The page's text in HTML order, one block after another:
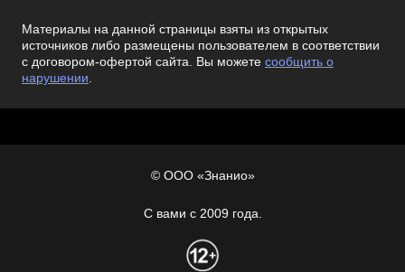
Материалы на данной страницы взяты из открытых
источников либо размещены пользователем в соответствии
с договором-офертой сайта. Вы можете сообщить о
нарушении.
© ООО «Знанио»
С вами с 2009 года.